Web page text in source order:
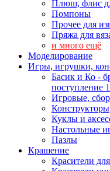
Плюш, флис
Помпоны
Прочее для
Пряжа для
и много ещё
Моделирование
Игры, игрушки,
Басик и Ко -
поступление
Игровые,
Конструкторы
Куклы и
Настольные
Пазлы
Крашение
Красители